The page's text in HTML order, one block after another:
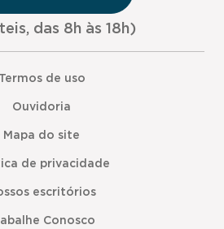
das 8h às 18h)
Termos de uso
Ouvidoria
Mapa do site
de privacidade
escritórios
Conosco